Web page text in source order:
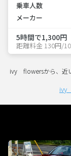
乗車人数
メーカー
5時間で1,300円
距離料金 130円/
ivy flowersから、近
ivy